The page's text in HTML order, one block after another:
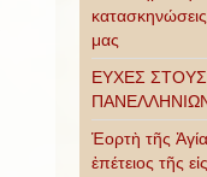
μας
ΕΥΧΕΣ
Ἑορτὴ τῆς
ἐπέτειος τῆς